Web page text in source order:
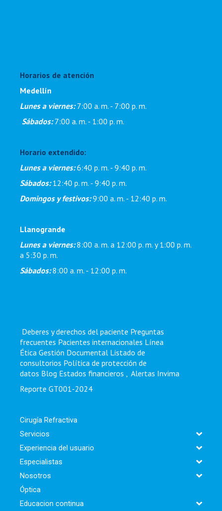
Horarios de atención
Medellín
Lunes a viernes:7:00 a. m. - 7:00 p. m.
Sábados:7:00 a. m. - 1:00 p. m.
Horario extendido:
Lunes a viernes:6:40 p. m. - 9:40 p. m.
Sábados:12:40 p. m. - 9:40 p. m.
Domingos y festivos:9:00 a. m. - 12:40 p. m.
Llanogrande
Lunes a viernes:8:00 a. m. a 12:00 p. m. y 1:00 p. m.
a 5:30 p. m.
Sábados:8:00 a. m. - 12:00 p. m.
Deberes y derechos del paciente Preguntas
frecuentes Pacientes internacionales Línea
Ética Gestión Documental Listado de
consultorios Política de protección de
datos Blog Estados financieros
Alertas Invima
Reporte GT001-2024
Cirugía Refractiva
Servicios
Experiencia del usuario
Especialistas
Nosotros
Óptica
Educacion continua